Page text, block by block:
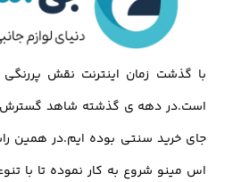
با گذشت زمان اینترنت نقش پررنگی
است.در دهه ی گذشته شاهد گسترش
جای خرید سنتی بوده ایم.در همین
اس مینو شروع به کار نموده تا با